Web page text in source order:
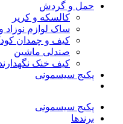
حمل و گردش
کالسکه و کریر
ساک لوازم نوزاد
کیف و چمدان
صندلی ماشین
کیف خنک
پکیج سیسمونی
پکیج سیسمونی
برندها